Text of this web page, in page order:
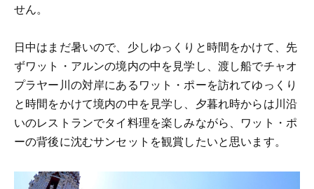
せん。
日中はまだ暑いので、少しゆっくりと時間をかけて、先
ずワット・アルンの境内の中を見学し、渡し船でチャオ
プラヤー川の対岸にあるワット・ポーを訪れてゆっくり
と時間をかけて境内の中を見学し、夕暮れ時からは川沿
いのレストランでタイ料理を楽しみながら、ワット・ポ
ーの背後に沈むサンセットを観賞したいと思います。